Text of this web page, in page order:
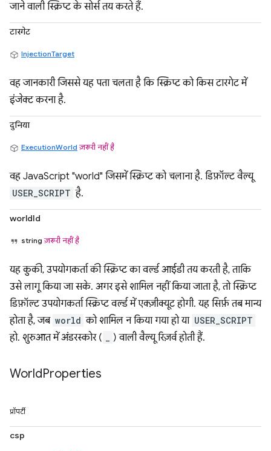
जाने वाली स्क्रिप्ट के सोर्स तय करते हैं.
टारगेट
InjectionTarget
वह जानकारी जिससे यह पता चलता है कि स्क्रिप्ट को किस टारगेट में
इंजेक्ट करना है.
दुनिया
ExecutionWorld ज़रूरी नहीं है
वह JavaScript "world" जिसमें स्क्रिप्ट को चलाना है. डिफ़ॉल्ट वैल्यू
USER_SCRIPT है.
worldId
stringज़रूरी नहीं है
यह कुकी, उपयोगकर्ता की स्क्रिप्ट का वर्ल्ड आईडी तय करती है, ताकि
उसे लागू किया जा सके. अगर इसे शामिल नहीं किया जाता है, तो स्क्रिप्ट
डिफ़ॉल्ट उपयोगकर्ता स्क्रिप्ट वर्ल्ड में एक्ज़ीक्यूट होगी. यह सिर्फ़ तब मान्य
होता है, जब world को शामिल न किया गया हो या USER_SCRIPT
हो. शुरुआत में अंडरस्कोर ( ) वाली वैल्यू रिज़र्व होती हैं.
WorldProperties
प्रॉपर्टी
csp